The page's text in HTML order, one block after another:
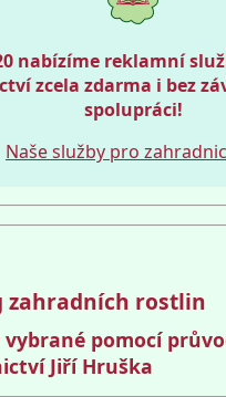
nabízíme reklamní
zcela zdarma i bez
spolupráci!
Naše služby pro
zahradních rostlin
pomocí
Jiří Hruška